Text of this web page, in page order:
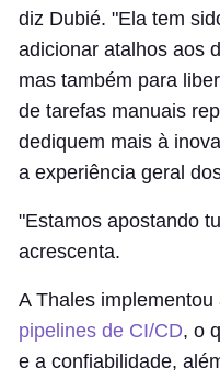
diz Dubié. "Ela tem
adicionar atalhos aos
mas também para
de tarefas manuais
dediquem mais à
a experiência geral
"Estamos apostando
acrescenta.
A Thales
pipelines de CI/CD, o
e a confiabilidade,